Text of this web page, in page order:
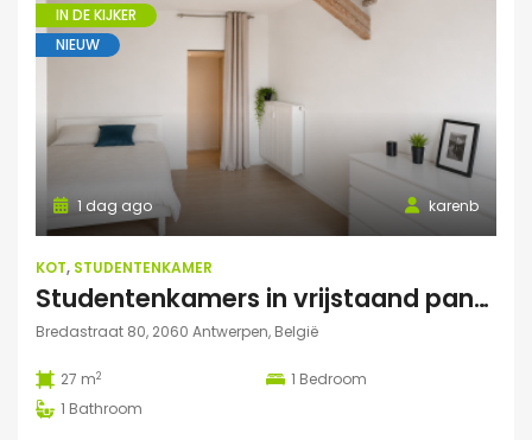
IN DE KIJKER
NIEUW
karenb
1 dag ago
KOT, STUDENTENKAMER
Studentenkamers in vrijstaand pand ‘De Drie Snellen’.
Bredastraat 80, 2060 Antwerpen, België
27 m2 1 Bedroom
1 Bathroom